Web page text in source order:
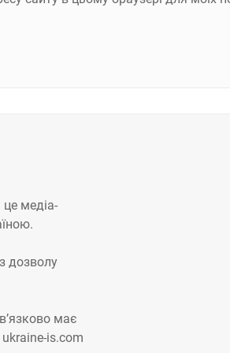
медіа-
дозволу
має
ukraine-is.com